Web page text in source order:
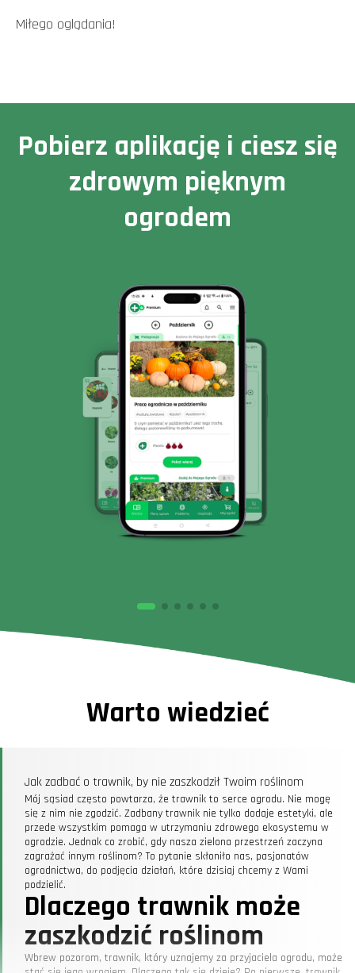
Miłego oglądania!
Pobierz aplikację i ciesz się
zdrowym pięknym
ogrodem
Warto wiedzieć
Jak zadbać o trawnik, by nie zaszkodził Twoim roślinom
Mój sąsiad często powtarza, że trawnik to serce ogrodu. Nie mogę
się z nim nie zgodzić. Zadbany trawnik nie tylko dodaje estetyki, ale
przede wszystkim pomaga w utrzymaniu zdrowego ekosystemu w
ogrodzie. Jednak co zrobić, gdy nasza zielona przestrzeń zaczyna
zagrażać innym roślinom? To pytanie skłoniło nas, pasjonatów
ogrodnictwa, do podjęcia działań, które dzisiaj chcemy z Wami
podzielić.
Dlaczego trawnik może
zaszkodzić roślinom
Wbrew pozorom, trawnik, który uznajemy za przyjaciela ogrodu, może